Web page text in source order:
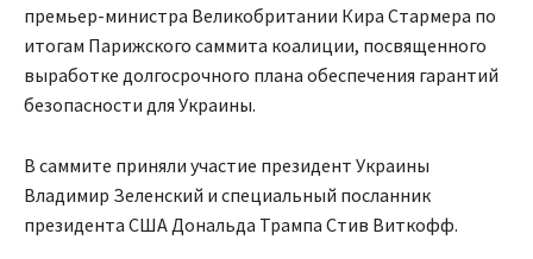
премьер-министра Великобритании Кира Стармера по
итогам Парижского саммита коалиции, посвященного
выработке долгосрочного плана обеспечения гарантий
безопасности для Украины.
В саммите приняли участие президент Украины
Владимир Зеленский и специальный посланник
президента США Дональда Трампа Стив Виткофф.